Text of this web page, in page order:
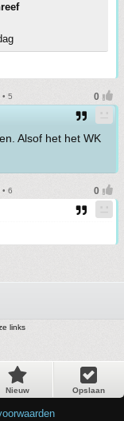
5
Alsof het het WK
6
links
Nieuw Opslaan